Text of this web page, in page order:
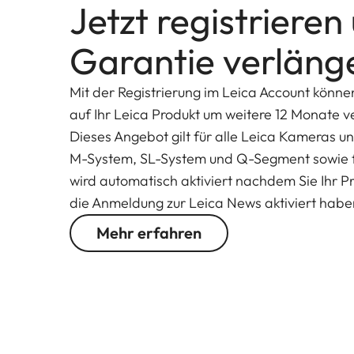
Übergänge ins Bokeh, ein überragender
verzeichnungsfreien Bilder, sind weitere
gelten auch für das APO-Summicron-SL 1:2/50
Jedes abbildende Element aus Glas - wie zum
unterschiedlich stark. Dies führt dazu, dass
einem Bildpunkt fokussieren - das Resultat
bei dem neuen APO-Summicron-SL 1:2/50
der verbauten Linsenelemente eine anomale
Jetzt registrieren
Garantie
Mit der Registrierung im Leica Account
auf Ihr Leica Produkt um weitere 12 Monate
Dieses Angebot gilt für alle Leica Kameras
M-System, SL-System und Q-Segment
wird automatisch aktiviert nachdem Sie Ihr
die Anmeldung zur Leica News aktiviert
Mehr erfahren